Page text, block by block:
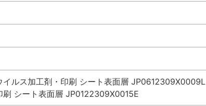
イルス加工剤・印刷 シート表面層 JP0612309X0009L
シート表面層 JP0122309X0015E